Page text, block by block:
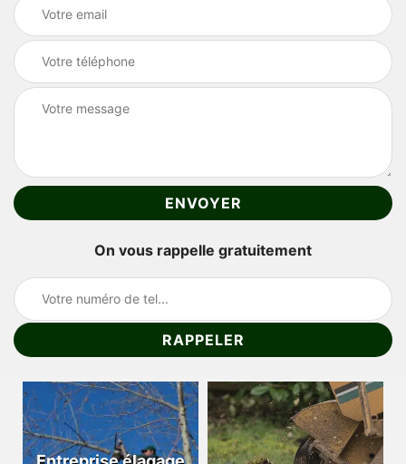
On vous rappelle gratuitement